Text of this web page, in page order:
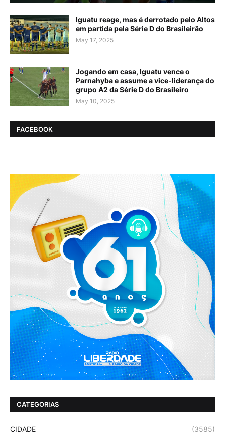
Iguatu reage, mas é derrotado pelo Altos
em partida pela Série D do Brasileirão
May 17, 2025
Jogando em casa, Iguatu vence o
Parnahyba e assume a vice-liderança do
grupo A2 da Série D do Brasileiro
May 10, 2025
FACEBOOK
CATEGORIAS
CIDADE (3585)